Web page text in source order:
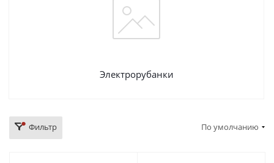
Электрорубанки
Фильтр По умолчанию